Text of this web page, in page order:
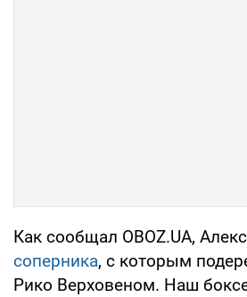
Как сообщал OBOZ.UA,
соперника, с которым
Рико Верховеном. Наш